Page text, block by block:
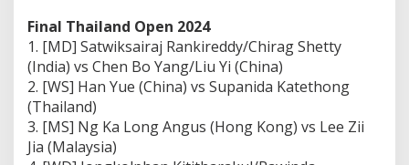
i
Final Thailand Open 2024
1. [MD] Satwiksairaj Rankireddy/Chirag Shetty
(India) vs Chen Bo Yang/Liu Yi (China)
2. [WS] Han Yue (China) vs Supanida Katethong
(Thailand)
3. [MS] Ng Ka Long Angus (Hong Kong) vs Lee Zii
Jia (Malaysia)